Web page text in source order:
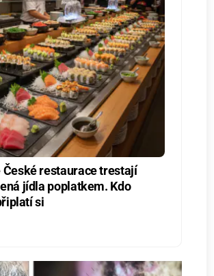
České restaurace trestají
jídla poplatkem. Kdo
si